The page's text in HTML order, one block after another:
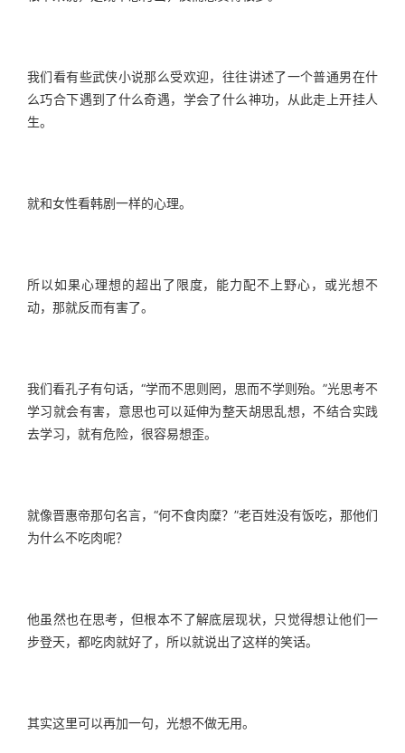
我们看有些武侠小说那么受欢迎，往往讲述了一个普通男在什
么巧合下遇到了什么奇遇，学会了什么神功，从此走上开挂人
生。
就和女性看韩剧一样的心理。
所以如果心理想的超出了限度，能力配不上野心，或光想不
动，那就反而有害了。
我们看孔子有句话，“学而不思则罔，思而不学则殆。”光思考不
学习就会有害，意思也可以延伸为整天胡思乱想，不结合实践
去学习，就有危险，很容易想歪。
就像晋惠帝那句名言，“何不食肉糜？”老百姓没有饭吃，那他们
为什么不吃肉呢？
他虽然也在思考，但根本不了解底层现状，只觉得想让他们一
步登天，都吃肉就好了，所以就说出了这样的笑话。
其实这里可以再加一句，光想不做无用。